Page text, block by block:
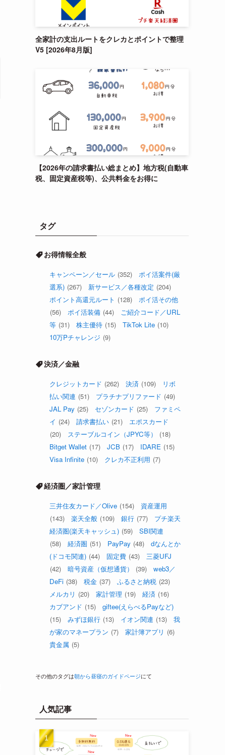
全家計の支出ルートをクレカとポイントで整理
V5 [2026年8月版]
【2026年の請求書払い総まとめ】地方税(自動車
税、固定資産税等)、公共料金をお得に
タグ
お得情報全般
キャンペーン／セール (352)
ポイ活案件(厳
選系) (267) 新サービス／各種改定 (204)
ポイント高還元ルート (128)
ポイ活その他
(56)
ポイ活装備 (44)
ご紹介コード／URL
等 (31) 株主優待 (15) TikTok Lite (10)
10万Pチャレンジ (9)
決済／金融
クレジットカード (262) 決済 (109)
リボ
払い関連 (51) プラチナプリファード (49)
JAL Pay (25) セゾンカード (25)
ファミペ
イ (24) 請求書払い (21)
エポスカード
(20)
ステーブルコイン（JPYC等）
(18)
Bitget Wallet (17) JCB (17) IDARE (15)
Visa Infinite (10) クレカ不正利用 (7)
経済圏／家計管理
三井住友カード／Olive (154)
資産運用
(143)
楽天全般 (109) 銀行 (77)
プチ楽天
経済圏(楽天キャッシュ) (59)
SBI関連
(58)
経済圏 (51) PayPay (48)
dなんとか
(ドコモ関連) (44) 固定費 (43)
三菱UFJ
(42)
暗号資産（仮想通貨） (39)
web3／
DeFi (38) 税金 (37) ふるさと納税 (23)
メルカリ (20) 家計管理 (19) 経済 (16)
カブアンド (15)
giftee(えらべるPayなど)
(15)
みずほ銀行 (13) イオン関連 (13)
我
が家のマネープラン (7) 家計簿アプリ (6)
貴金属 (5)
その他のタグは朝から昼寝のガイドページにて
人気記事